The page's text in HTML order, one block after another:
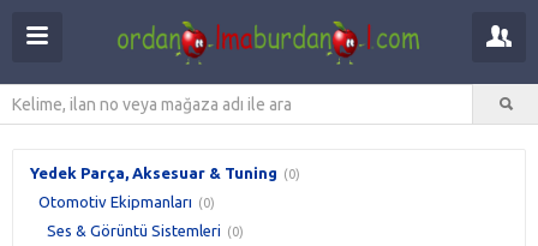
Yedek Parça, Aksesuar & Tuning (0)
Otomotiv Ekipmanları (0)
Ses & Görüntü Sistemleri (0)